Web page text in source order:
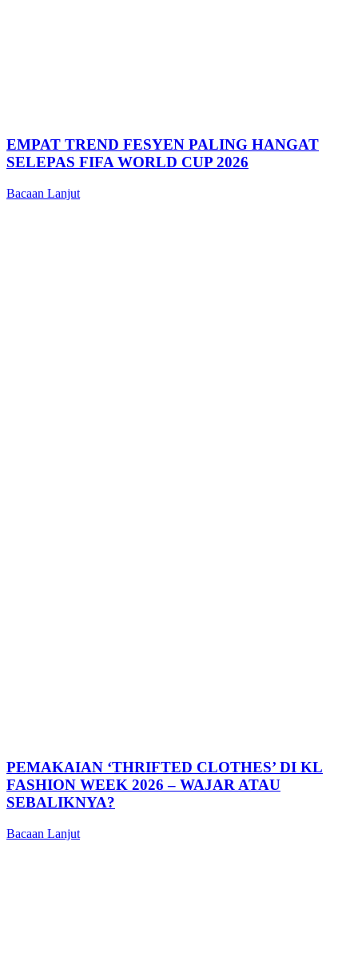
EMPAT TREND FESYEN PALING HANGAT
SELEPAS FIFA WORLD CUP 2026
Bacaan Lanjut
PEMAKAIAN ‘THRIFTED CLOTHES’ DI KL
FASHION WEEK 2026 – WAJAR ATAU
SEBALIKNYA?
Bacaan Lanjut